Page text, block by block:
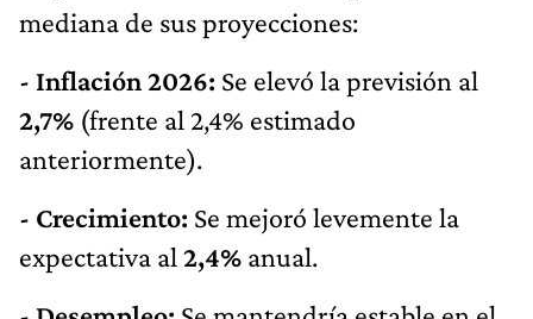
mediana de sus proyecciones:
- Inflación 2026: Se elevó la previsión al
2,7% (frente al 2,4% estimado
anteriormente).
- Crecimiento: Se mejoró levemente la
expectativa al 2,4% anual.